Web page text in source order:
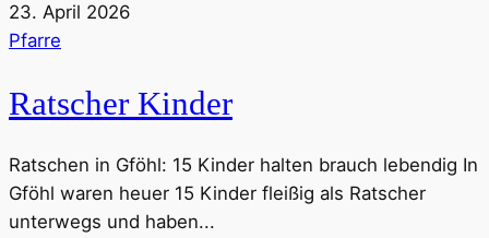
23. April 2026
Pfarre
Ratscher Kinder
Ratschen in Gföhl: 15 Kinder halten brauch lebendig In
Gföhl waren heuer 15 Kinder fleißig als Ratscher
unterwegs und haben...